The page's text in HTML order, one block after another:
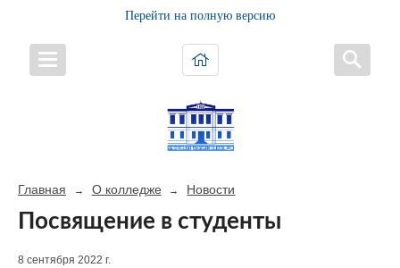
Перейти на полную версию
Главная → О колледже → Новости
Посвящение в студенты
8 сентября 2022 г.